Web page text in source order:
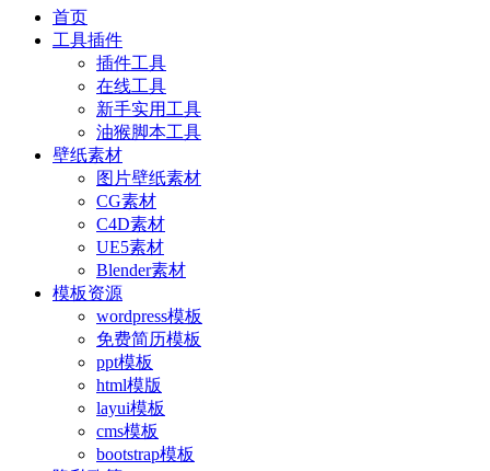
首页
工具插件
插件工具
在线工具
新手实用工具
油猴脚本工具
壁纸素材
图片壁纸素材
CG素材
C4D素材
UE5素材
Blender素材
模板资源
wordpress模板
免费简历模板
ppt模板
html模版
layui模板
cms模板
bootstrap模板